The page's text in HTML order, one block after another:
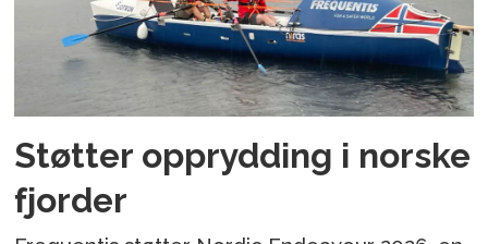
Støtter opprydding i norske
fjorder